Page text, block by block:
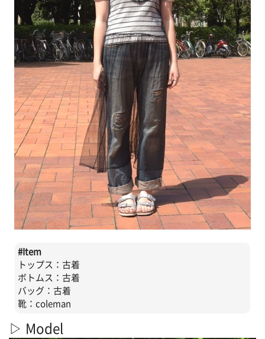
#Item
トップス：古着
ボトムス：古着
バッグ：古着
靴：coleman
▷ Model